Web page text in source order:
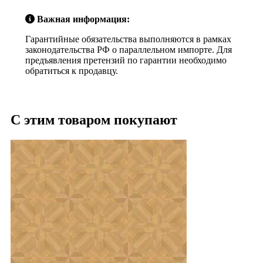
Важная информация:
Гарантийные обязательства выполняются в рамках
законодательства РФ о параллельном импорте. Для
предъявления претензий по гарантии необходимо
обратиться к продавцу.
С этим товаром покупают